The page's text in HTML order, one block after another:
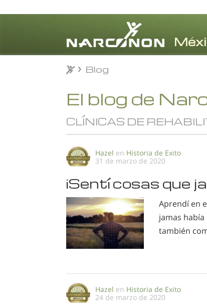
Blog
El blog de
CLÍNICAS DE
Hazel en Historia de Exito
31 de marzo de 2020
¡Sentí cosas que
Aprendí en
jamas
también
Hazel en Historia de Exito
24 de marzo de 2020
Blog